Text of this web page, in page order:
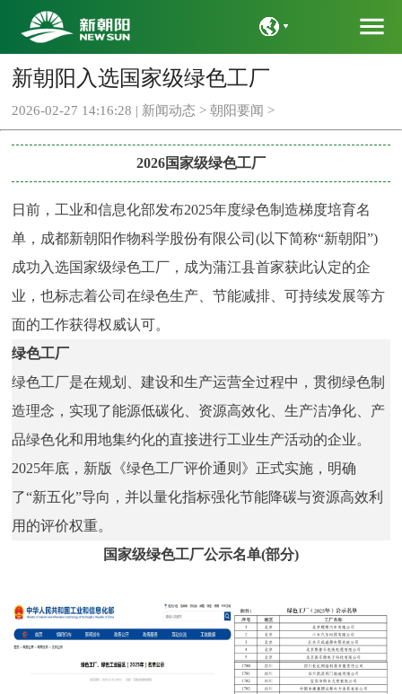
语言
menu
新朝阳入选国家级绿色工厂
2026-02-27 14:16:28 | 新闻动态 > 朝阳要闻 >
2026国家级绿色工厂
日前，工业和信息化部发布2025年度绿色制造梯度培育名
单，成都新朝阳作物科学股份有限公司(以下简称“新朝阳”)
成功入选国家级绿色工厂，成为蒲江县首家获此认定的企
业，也标志着公司在绿色生产、节能减排、可持续发展等方
面的工作获得权威认可。
绿色工厂
绿色工厂是在规划、建设和生产运营全过程中，贯彻绿色制
造理念，实现了能源低碳化、资源高效化、生产洁净化、产
品绿色化和用地集约化的直接进行工业生产活动的企业。
2025年底，新版《绿色工厂评价通则》正式实施，明确
了“新五化”导向，并以量化指标强化节能降碳与资源高效利
用的评价权重。
国家级绿色工厂公示名单(部分)